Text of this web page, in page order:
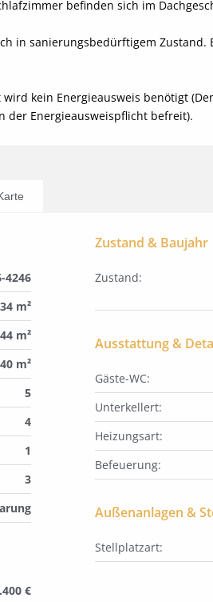
befinden sich im
in sanierungsbedürftigem Zustand.
kein Energieausweis benötigt
der Energieausweispflicht befreit).
4246
m²
m²
40 m²
5
4
1
3
€
Zustand & Baujahr
Zustand:
Ausstattung &
Gäste-WC:
Unterkellert:
Heizungsart:
Befeuerung:
Außenanlagen &
Stellplatzart: